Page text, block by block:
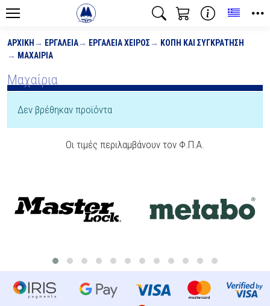
ΑΡΧΙΚΉ ΕΡΓΑΛΕΊΑ ΕΡΓΑΛΕΊΑ ΧΕΙΡΌΣ
ΚΟΠΉ ΚΑΙ ΣΥΓΚΡΆΤΗΣΗ
ΜΑΧΑΊΡΙΑ
Μαχαίρια
Δεν βρέθηκαν προϊόντα
Οι τιμές περιλαμβάνουν τον Φ.Π.Α.